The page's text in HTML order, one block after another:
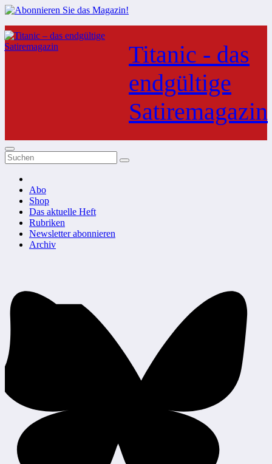
Zum
Inhalt
springen
Titanic - das
endgültige
Satiremagazin
Abo
Shop
Das aktuelle Heft
Rubriken
Newsletter abonnieren
Archiv